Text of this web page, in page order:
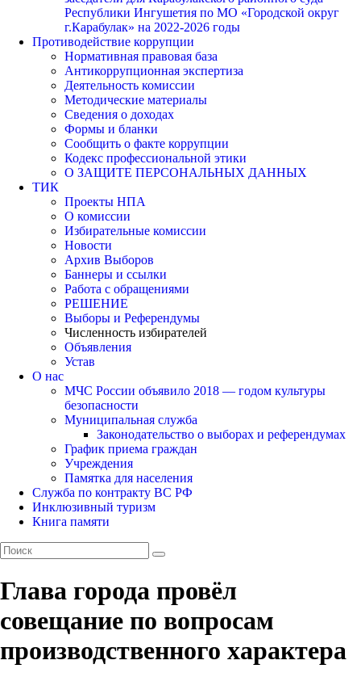
Республики Ингушетия по МО «Городской округ
г.Карабулак» на 2022-2026 годы
Противодействие коррупции
Нормативная правовая база
Антикоррупционная экспертиза
Деятельность комиссии
Методические материалы
Сведения о доходах
Формы и бланки
Сообщить о факте коррупции
Кодекс профессиональной этики
О ЗАЩИТЕ ПЕРСОНАЛЬНЫХ ДАННЫХ
ТИК
Проекты НПА
О комиссии
Избирательные комиссии
Новости
Архив Выборов
Баннеры и ссылки
Работа с обращениями
РЕШЕНИЕ
Выборы и Референдумы
Численность избирателей
Объявления
Устав
О нас
МЧС России объявило 2018 — годом культуры
безопасности
Муниципальная служба
Законодательство о выборах и референдумах
График приема граждан
Учреждения
Памятка для населения
Служба по контракту ВС РФ
Инклюзивный туризм
Книга памяти
Глава города провёл
совещание по вопросам
производственного характера